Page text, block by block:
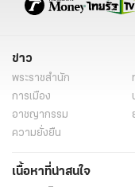
ลอยกระทง ความเชื่อ
ข่าว
พระราชสำนัก
การเมือง
อาชญากรรม
ความยั่งยืน
เนื้อหาที่น่าสนใจ